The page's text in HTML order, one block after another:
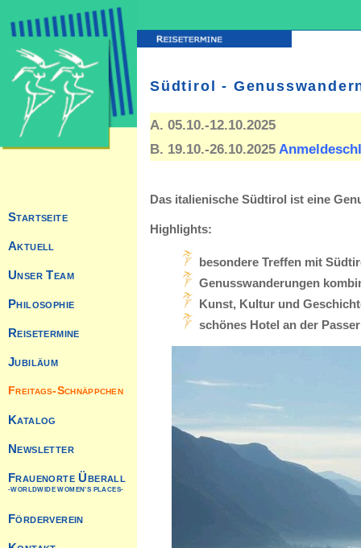
Südtirol -
A. 05.10.-12.10.2025
B. 19.10.-26.10.2025
Das italienische Südtirol ist eine
Highlights:
besondere Treffen mit
Genusswanderungen
Kunst, Kultur und
schönes Hotel an der